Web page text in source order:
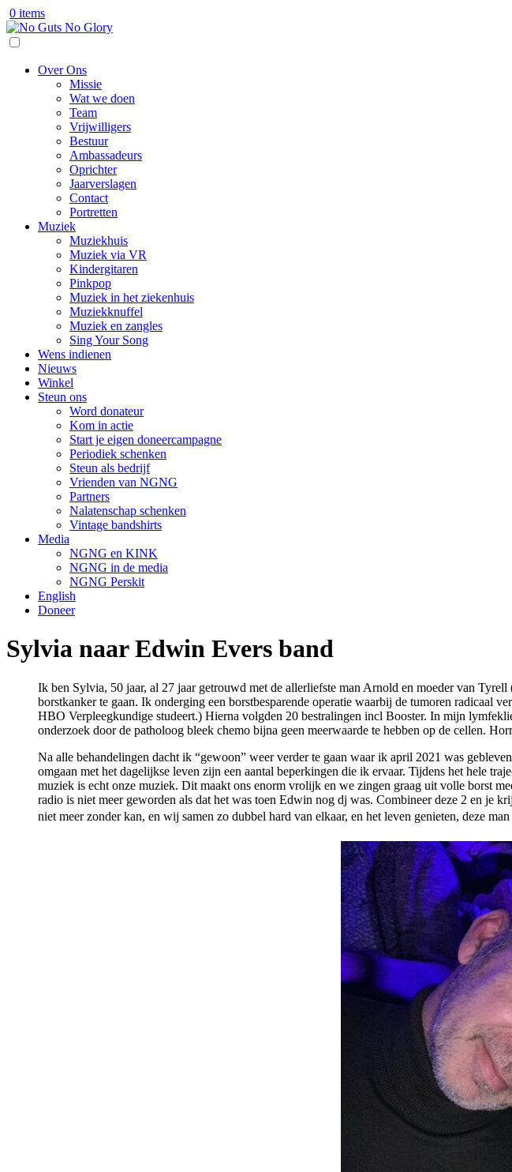
0 items
Over Ons
Missie
Wat we doen
Team
Vrijwilligers
Bestuur
Ambassadeurs
Oprichter
Jaarverslagen
Contact
Portretten
Muziek
Muziekhuis
Muziek via VR
Kindergitaren
Pinkpop
Muziek in het ziekenhuis
Muziekknuffel
Muziek en zangles
Sing Your Song
Wens indienen
Nieuws
Winkel
Steun ons
Word donateur
Kom in actie
Start je eigen doneercampagne
Periodiek schenken
Steun als bedrijf
Vrienden van NGNG
Partners
Nalatenschap schenken
Vintage bandshirts
Media
NGNG en KINK
NGNG in de media
NGNG Perskit
English
Doneer
Sylvia naar Edwin Evers band
Ik ben Sylvia, 50 jaar, al 27 jaar getrouwd met de allerliefste man Arnold en moeder van
borstkanker te gaan. Ik onderging een borstbesparende operatie waarbij de tumoren radicaal
HBO Verpleegkundige studeert.) Hierna volgden 20 bestralingen incl Booster. In mijn
onderzoek door de patholoog bleek chemo bijna geen meerwaarde te hebben op de cellen.
Na alle behandelingen dacht ik “gewoon” weer verder te gaan waar ik april 2021 was
omgaan met het dagelijkse leven zijn een aantal beperkingen die ik ervaar. Tijdens het hele
muziek is echt onze muziek. Dit maakt ons enorm vrolijk en we zingen graag uit volle borst
radio is niet meer geworden als dat het was toen Edwin nog dj was. Combineer deze 2 en je
niet meer zonder kan, en wij samen zo dubbel hard van elkaar, en het leven genieten, deze